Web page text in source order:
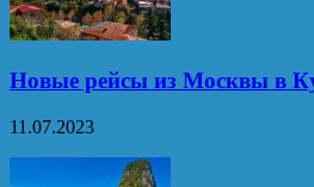
Новые рейсы из Москвы в
11.07.2023